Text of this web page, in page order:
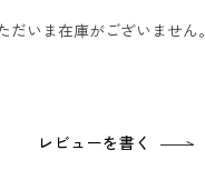
だいま在庫がございません。
レビューを書く